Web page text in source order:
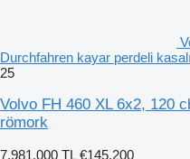
Durchfahren kayar perdeli
25
Volvo FH 460 XL 6x2, 120
römork
7.981.000 TL €145.200